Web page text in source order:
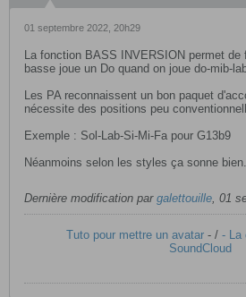
01 septembre 2022, 20h29
La fonction BASS INVERSION permet de
basse joue un Do quand on joue do-mib-
Les PA reconnaissent un bon paquet
nécessite des positions peu
Exemple : Sol-Lab-Si-Mi-Fa pour G13b9
Néanmoins selon les styles ça sonne
Dernière modification par galettouille, 01
Tuto pour mettre un avatar - / - La
SoundCloud